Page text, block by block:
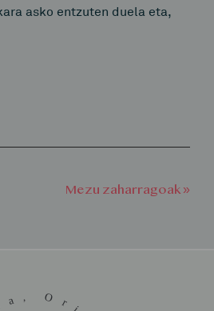
asko entzuten duela eta,
Mezu zaharragoak »